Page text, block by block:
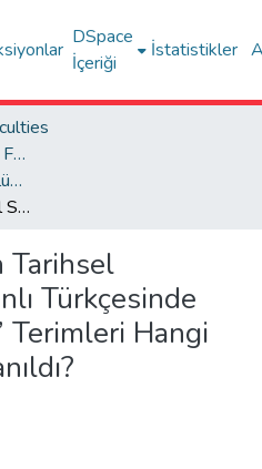
DSpace
İçeriği
İstatistikler
İnsan ve Toplum Bilimleri Fakültesi / Faculty of Humanities and Social Sciences
Türk Dili ve Edebiyatı Bölümü
Dramatik Türlerin Tarihsel Semantiği: Osmanlı Türkçesinde “Facia” ve “Hâile” Terimleri Hangi Anlamlarda Kullanıldı?
Tarihsel
Türkçesinde
Terimleri Hangi